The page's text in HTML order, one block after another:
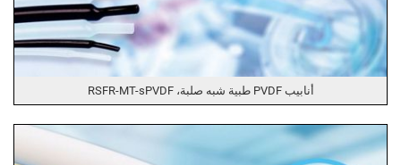
أنابيب PVDF طبية شبه صلبة، RSFR-MT-sPVDF